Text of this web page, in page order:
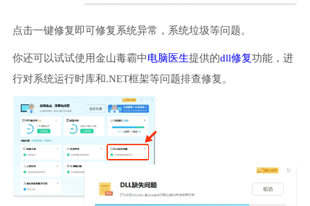
点击一键修复即可修复系统异常，系统垃圾等问题。
你还可以试试使用金山毒霸中电脑医生提供的dll修复功能，进
行对系统运行时库和.NET框架等问题排查修复。